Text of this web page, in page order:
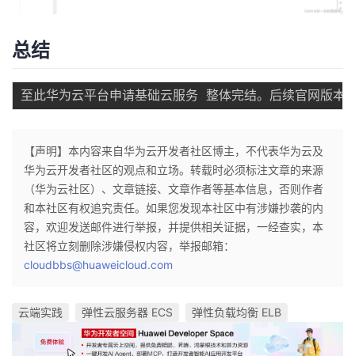
总结
【声明】本内容来自华为云开发者社区博主，不代表华为云及
华为云开发者社区的观点和立场。转载时必须标注文章的来源
（华为云社区）、文章链接、文章作者等基本信息，否则作者
和本社区有权追究责任。如果您发现本社区中有涉嫌抄袭的内
容，欢迎发送邮件进行举报，并提供相关证据，一经查实，本
社区将立刻删除涉嫌侵权内容，举报邮箱：
cloudbbs@huaweicloud.com
云端实践 弹性云服务器 ECS 弹性负载均衡 ELB